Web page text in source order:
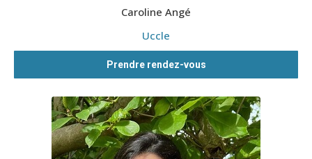
Caroline Angé
Uccle
Prendre rendez-vous